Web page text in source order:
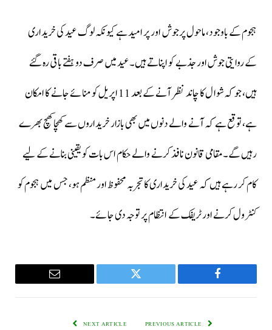
ہجوم کے باوجود، ماحول پرجوش اور پر امید ہے کیونکہ لوگ عید کی خریداری
کے روایتی جوش اور جذبے کو اپناتے ہیں۔عید میں صرف دو ہفتے باقی رہ گئے
ہیں، جو کہ شوال کا چاند نظر آنے کے بعد 11 اپریل کو منائے جانے کا امکان
ہے، توقع ہے کہ آنے والے دنوں میں بھی بازار خریداروں سے کھچا کھچ بھرے
رہیں گے۔مقامی قانون نافذ کرنے والے حکام اس بات کو یقینی بنانے کے لیے
کام کر رہے ہیں کہ عید کی خریداری کا تجربہ محفوظ اور منظم ہو، جس میں ہجوم کو
کنٹرول کرنے اور ٹریفک کے انتظام پر توجہ دی جائے۔
Facebook
Twitter
Email
NEXT ARTICLE